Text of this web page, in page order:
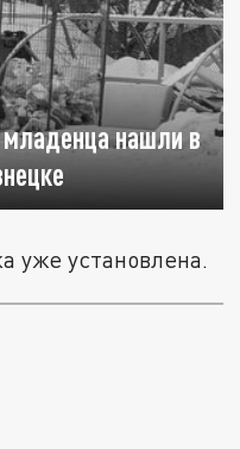
младенца нашли в
уже установлена.